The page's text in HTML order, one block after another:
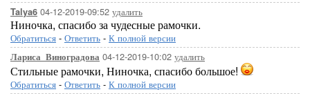
Talya6 04-12-2019-09:52 удалить
Ниночка, спасибо за чудесные рамочки.
Обратиться - Ответить - К полной версии
Лариса_Виноградова 04-12-2019-10:02 удалить
Стильные рамочки, Ниночка, спасибо большое!
Обратиться - Ответить - К полной версии